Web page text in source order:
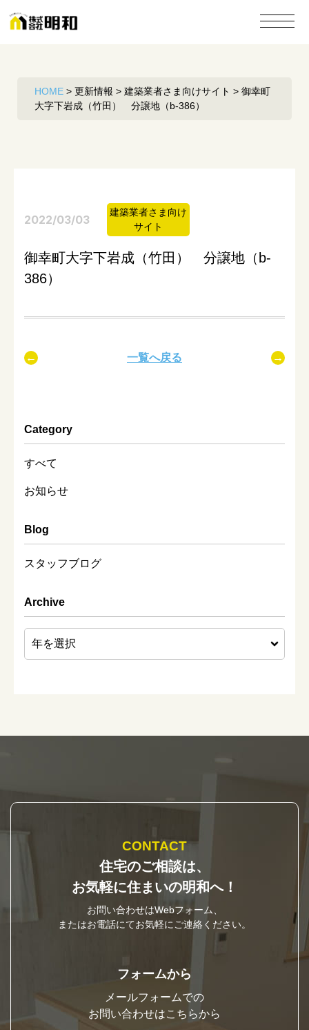
HOME > 更新情報 > 建築業者さま向けサイト > 御幸町
大字下岩成（竹田） 分譲地（b-386）
2022/03/03
建築業者さま向け
サイト
御幸町大字下岩成（竹田） 分譲地（b-
386）
一覧へ戻る
Category
すべて
お知らせ
Blog
スタッフブログ
Archive
CONTACT
住宅のご相談は、
お気軽に住まいの明和へ！
お問い合わせはWebフォーム、
またはお電話にてお気軽にご連絡ください。
フォームから
メールフォームでの
お問い合わせはこちらから